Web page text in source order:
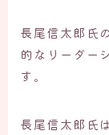
長尾信太郎氏
的なリーダー
す。
長尾信太郎氏